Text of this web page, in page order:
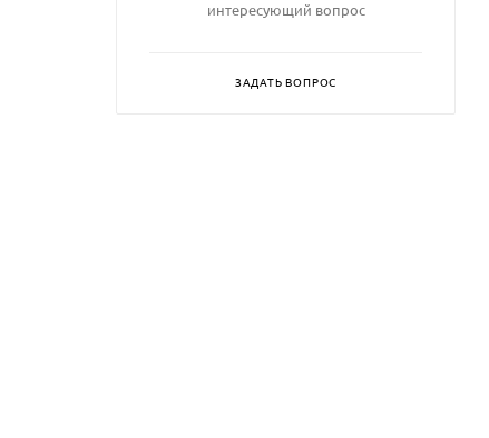
интересующий вопрос
ЗАДАТЬ ВОПРОС